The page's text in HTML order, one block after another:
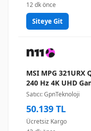
12 dk önce
Siteye Git
MSI MPG 321URX
240 Hz 4K UHD
Satıcı: GpnTeknoloji
50.139 TL
Ücretsiz Kargo